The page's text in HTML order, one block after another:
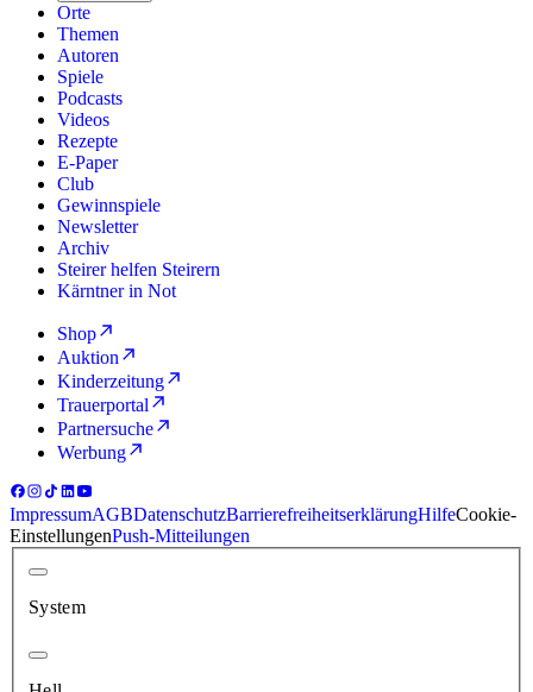
Orte
Themen
Autoren
Spiele
Podcasts
Videos
Rezepte
E-Paper
Club
Gewinnspiele
Newsletter
Archiv
Steirer helfen Steirern
Kärntner in Not
Shop
Auktion
Kinderzeitung
Trauerportal
Partnersuche
Werbung
ImpressumAGBDatenschutzBarrierefreiheitserklärungHilfeCookie-
EinstellungenPush-Mitteilungen
System